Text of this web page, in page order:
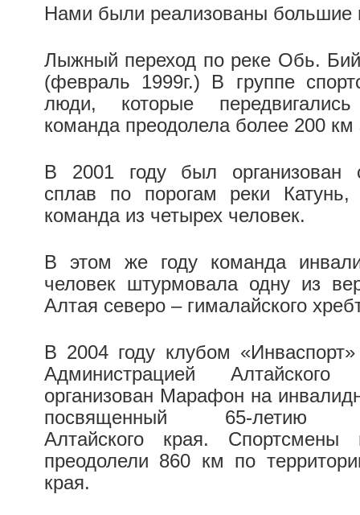
Нами были реализованы большие
Лыжный переход по реке Обь.
(февраль 1999г.) В группе
люди, которые
команда преодолела более 200 км
В 2001 году был организован
сплав по порогам реки Катунь,
команда из четырех человек.
В этом же году команда
человек штурмовала одну из
Алтая северо – гималайского
В 2004 году клубом
Администрацией
организован Марафон на
посвященный 65-летию
Алтайского края. Спортсмены
преодолели 860 км по
края.